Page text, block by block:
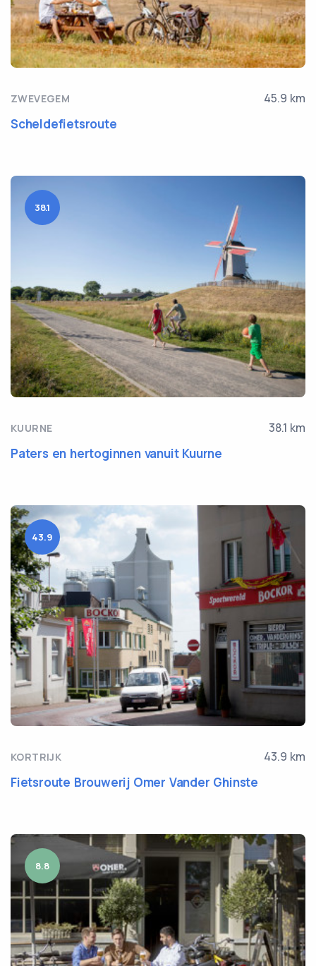
ZWEVEGEM 45.9 km
Scheldefietsroute
38.1
KUURNE 38.1 km
Paters en hertoginnen vanuit Kuurne
43.9
KORTRIJK 43.9 km
Fietsroute Brouwerij Omer Vander Ghinste
8.8